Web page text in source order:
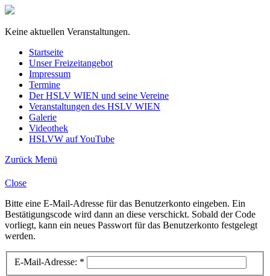
Keine aktuellen Veranstaltungen.
Startseite
Unser Freizeitangebot
Impressum
Termine
Der HSLV WIEN und seine Vereine
Veranstaltungen des HSLV WIEN
Galerie
Videothek
HSLVW auf YouTube
Zurück Menü
Close
Bitte eine E-Mail-Adresse für das Benutzerkonto eingeben. Ein
Bestätigungscode wird dann an diese verschickt. Sobald der Code
vorliegt, kann ein neues Passwort für das Benutzerkonto festgelegt
werden.
E-Mail-Adresse: *